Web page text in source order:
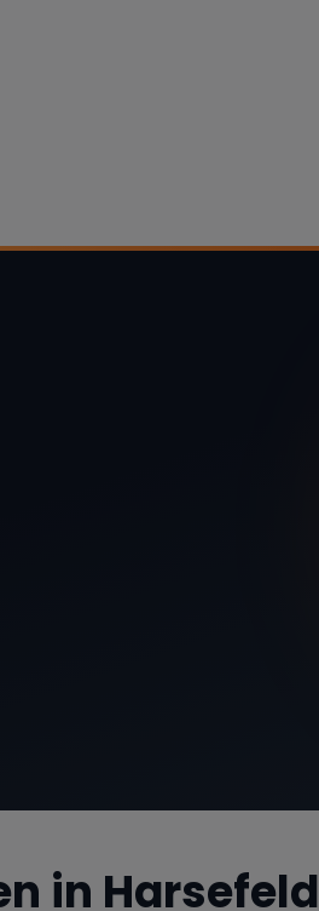
in Harsefeld